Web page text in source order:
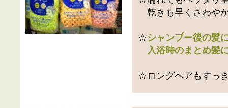
乾きも早くさわや
☆シャンプー後の髪
入浴時のまとめ髪
☆ロングヘアもすっ